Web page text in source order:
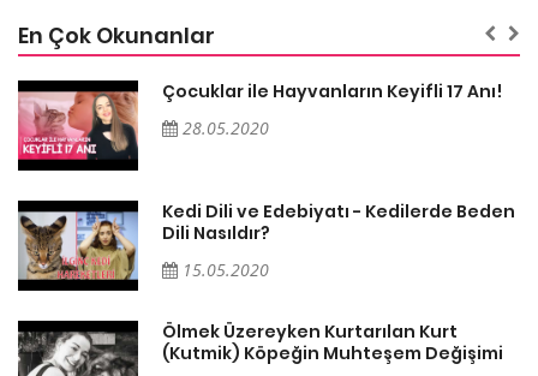
En Çok Okunanlar
Çocuklar ile Hayvanların Keyifli 17 Anı!
28.05.2020
Kedi Dili ve Edebiyatı - Kedilerde Beden
Dili Nasıldır?
15.05.2020
Ölmek Üzereyken Kurtarılan Kurt
(Kutmik) Köpeğin Muhteşem Değişimi